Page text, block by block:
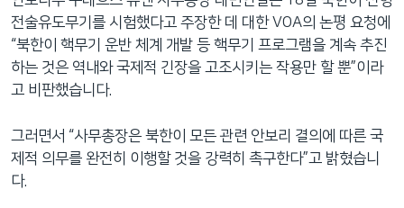
전술유도무기를 시험했다고 주장한 데 대한 VOA의 논평 요청에
“북한이 핵무기 운반 체계 개발 등 핵무기 프로그램을 계속 추진
하는 것은 역내와 국제적 긴장을 고조시키는 작용만 할 뿐”이라
고 비판했습니다.
그러면서 “사무총장은 북한이 모든 관련 안보리 결의에 따른 국
제적 의무를 완전히 이행할 것을 강력히 촉구한다”고 밝혔습니
다.